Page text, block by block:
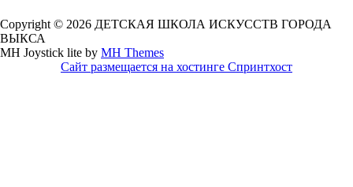
Copyright © 2026 ДЕТСКАЯ ШКОЛА ИСКУССТВ ГОРОДА
ВЫКСА
MH Joystick lite by MH Themes
Сайт размещается на хостинге Спринтхост